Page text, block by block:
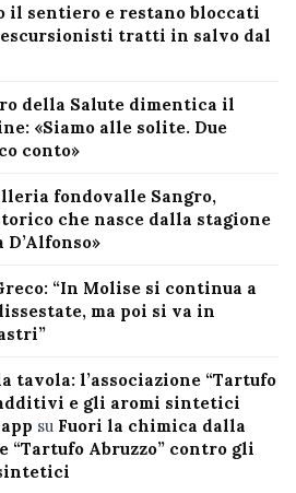
il sentiero e restano bloccati
escursionisti tratti in salvo dal
della Salute dimentica il
«Siamo alle solite. Due
conto»
fondovalle Sangro,
che nasce dalla stagione
“In Molise si continua a
ma poi si va in
tavola: l’associazione “Tartufo
e gli aromi sintetici
su Fuori la chimica dalla
“Tartufo Abruzzo” contro gli